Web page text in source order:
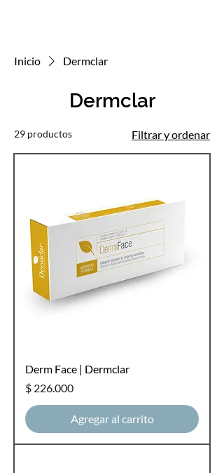
Inicio Dermclar
Dermclar
29 productos Filtrar y ordenar
Derm Face | Dermclar
Precio
$ 226.000
Agregar al carrito